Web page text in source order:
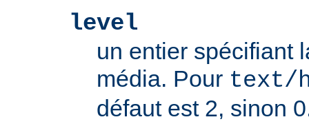
level
un entier spécifiant
média. Pour text/
défaut est 2, sinon